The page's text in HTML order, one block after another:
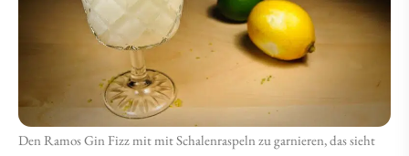
Den Ramos Gin Fizz mit mit Schalenraspeln zu garnieren, das sieht